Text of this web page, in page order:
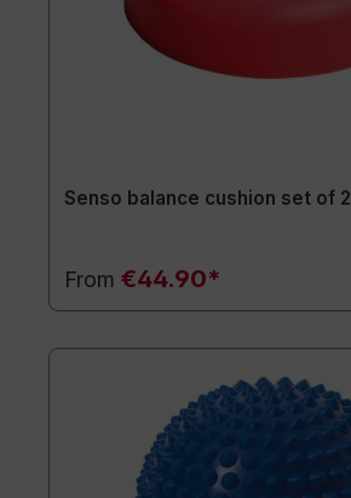
Senso balance cushion set of 2
From €44.90*